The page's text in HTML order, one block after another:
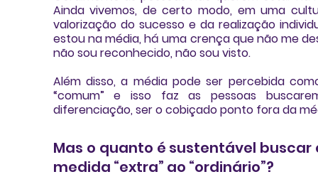
Ainda vivemos, de certo modo, em uma
valorização do sucesso e da realização
estou na média, há uma crença que não me
não sou reconhecido, não sou visto.
Além disso, a média pode ser percebida
“comum” e isso faz as pessoas
diferenciação, ser o cobiçado ponto fora da
Mas o quanto é sustentável buscar
medida “extra” ao “ordinário”?